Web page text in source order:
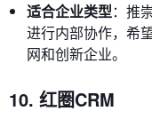
适合企业类型：推
进行内部协作，希
网和创新企业。
10. 红圈CRM